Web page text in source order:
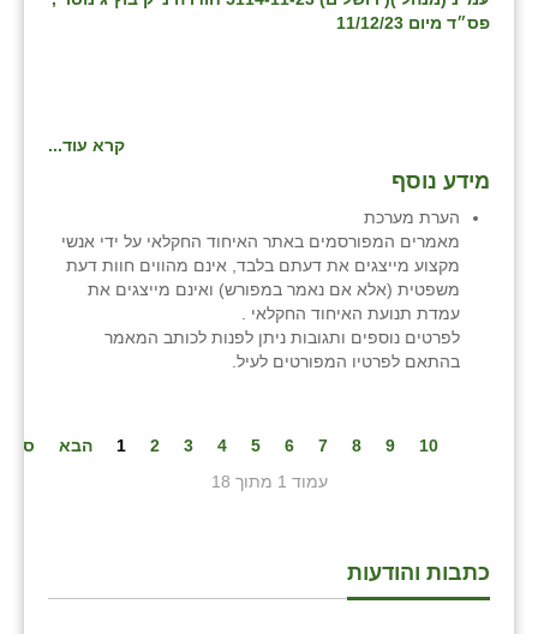
פס״ד מיום 11/12/23
קרא עוד...
מידע נוסף
הערת מערכת
מאמרים המפורסמים באתר האיחוד החקלאי על ידי אנשי
מקצוע מייצגים את דעתם בלבד, אינם מהווים חוות דעת
משפטית (אלא אם נאמר במפורש) ואינם מייצגים את
עמדת תנועת האיחוד החקלאי .
לפרטים נוספים ותגובות ניתן לפנות לכותב המאמר
בהתאם לפרטיו המפורטים לעיל.
1 2 3 4 5 6 7 8 9 10 הבא
סיום
עמוד 1 מתוך 18
כתבות והודעות